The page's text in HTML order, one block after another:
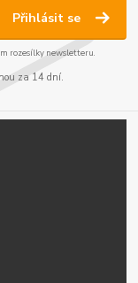
Přihlásit se
rozesílky newsletteru.
za 14 dní.